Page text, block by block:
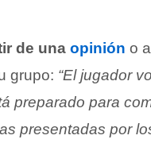
de una opinión o a
grupo: “El jugador
preparado para
presentadas por